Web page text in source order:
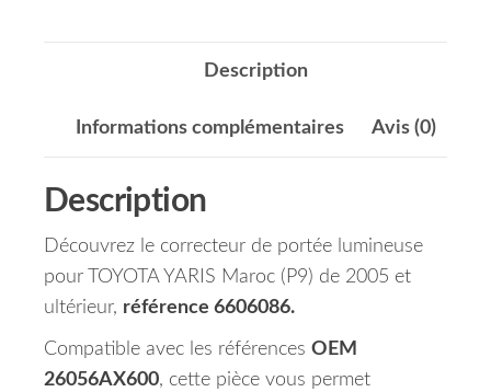
Description
Informations complémentaires Avis (0)
Description
Découvrez le correcteur de portée lumineuse
pour TOYOTA YARIS Maroc (P9) de 2005 et
ultérieur, référence 6606086.
Compatible avec les références OEM
26056AX600, cette pièce vous permet